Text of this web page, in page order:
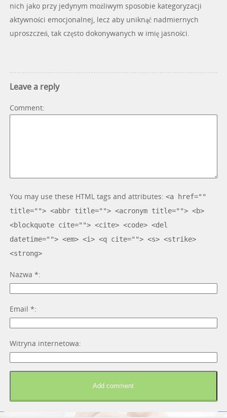
nich jako przy jedynym możliwym sposobie kategoryzacji
aktywności emocjonalnej, lecz aby uniknąć nadmiernych
uproszczeń, tak często dokonywanych w imię jasności.
Leave a reply
Comment
You may use these HTML tags and attributes: <a href=""
title=""> <abbr title=""> <acronym title=""> <b>
<blockquote cite=""> <cite> <code> <del
datetime=""> <em> <i> <q cite=""> <s> <strike>
<strong>
Nazwa *
Email *
Witryna internetowa